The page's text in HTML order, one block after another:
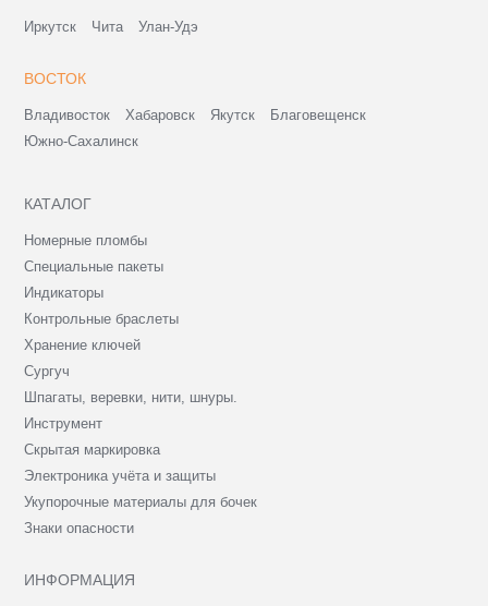
Иркутск Чита Улан-Удэ
ВОСТОК
Владивосток Хабаровск Якутск
Благовещенск
Южно-Сахалинск
КАТАЛОГ
Номерные пломбы
Специальные пакеты
Индикаторы
Контрольные браслеты
Хранение ключей
Сургуч
Шпагаты, веревки, нити, шнуры.
Инструмент
Скрытая маркировка
Электроника учёта и защиты
Укупорочные материалы для бочек
Знаки опасности
ИНФОРМАЦИЯ